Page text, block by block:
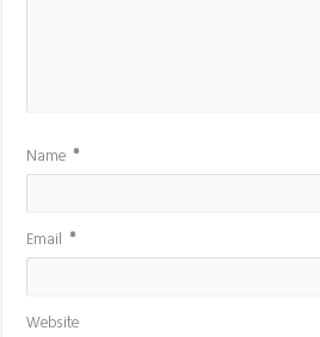
Name*
Email*
Website